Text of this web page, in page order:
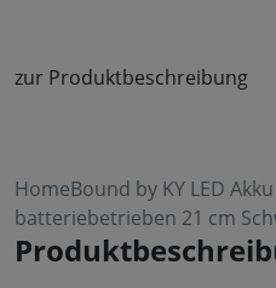
zur Produktbeschreibung
HomeBound by KY LED
batteriebetrieben 21 cm